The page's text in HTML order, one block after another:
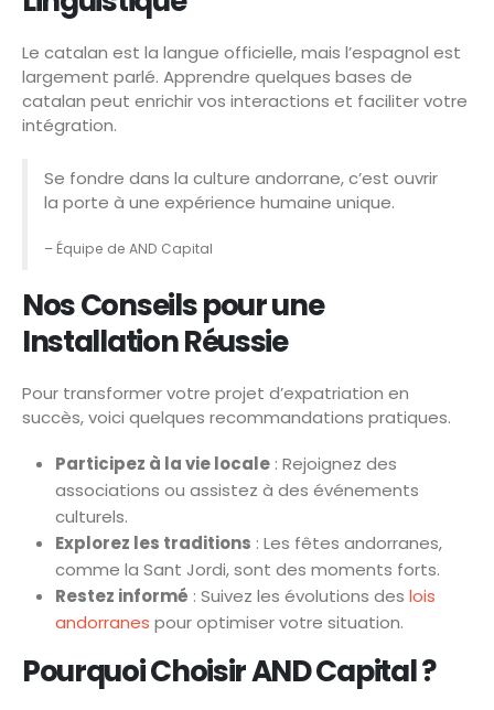
Le catalan est la langue officielle, mais l’espagnol est
largement parlé. Apprendre quelques bases de
catalan peut enrichir vos interactions et faciliter votre
intégration.
Se fondre dans la culture andorrane, c’est ouvrir
la porte à une expérience humaine unique.
– Équipe de AND Capital
Nos Conseils pour une
Installation Réussie
Pour transformer votre projet d’expatriation en
succès, voici quelques recommandations pratiques.
Participez à la vie locale : Rejoignez des
associations ou assistez à des événements
culturels.
Explorez les traditions : Les fêtes andorranes,
comme la Sant Jordi, sont des moments forts.
Restez informé : Suivez les évolutions des lois
andorranes pour optimiser votre situation.
Pourquoi Choisir AND Capital ?